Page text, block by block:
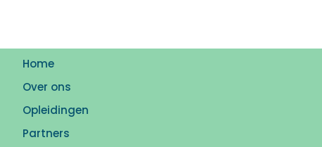
Home
Over ons
Opleidingen
Partners